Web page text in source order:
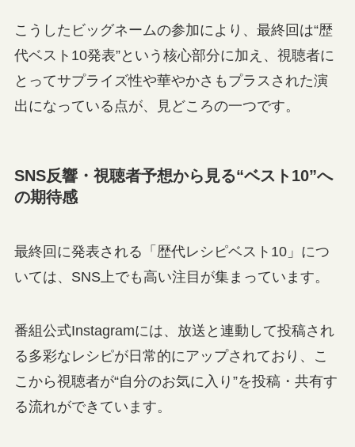
こうしたビッグネームの参加により、最終回は“歴
代ベスト10発表”という核心部分に加え、視聴者に
とってサプライズ性や華やかさもプラスされた演
出になっている点が、見どころの一つです。
SNS反響・視聴者予想から見る“ベスト10”へ
の期待感
最終回に発表される「歴代レシピベスト10」につ
いては、SNS上でも高い注目が集まっています。
番組公式Instagramには、放送と連動して投稿され
る多彩なレシピが日常的にアップされており、こ
こから視聴者が“自分のお気に入り”を投稿・共有す
る流れができています。